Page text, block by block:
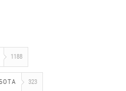
1188
323